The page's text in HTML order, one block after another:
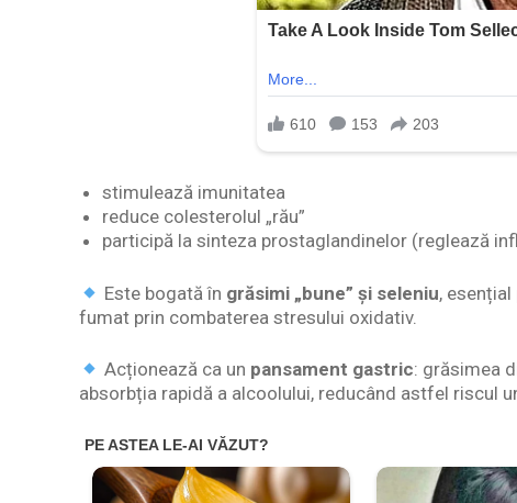
stimulează imunitatea
reduce colesterolul „rău”
participă la sinteza prostaglandinelor (reglează
Este bogată în grăsimi „bune” și seleniu,
fumat prin combaterea stresului oxidativ.
Acționează ca un pansament gastric: grăsimea
absorbția rapidă a alcoolului, reducând astfel riscul